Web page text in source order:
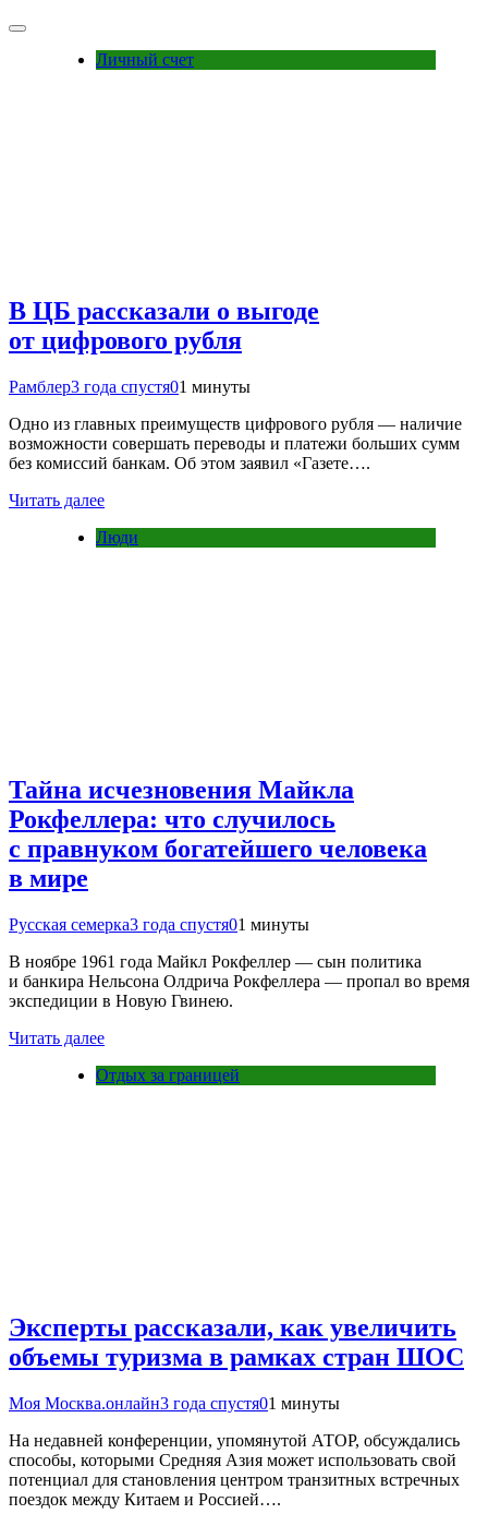
Личный счет
В ЦБ рассказали о выгоде
от цифрового рубля
Рамблер3 года спустя01 минуты
Одно из главных преимуществ цифрового рубля — наличие
возможности совершать переводы и платежи больших сумм
без комиссий банкам. Об этом заявил «Газете….
Читать далее
Люди
Тайна исчезновения Майкла
Рокфеллера: что случилось
с правнуком богатейшего человека
в мире
Русская семерка3 года спустя01 минуты
В ноябре 1961 года Майкл Рокфеллер — сын политика
и банкира Нельсона Олдрича Рокфеллера — пропал во время
экспедиции в Новую Гвинею.
Читать далее
Отдых за границей
Эксперты рассказали, как увеличить
объемы туризма в рамках стран ШОС
Моя Москва.онлайн3 года спустя01 минуты
На недавней конференции, упомянутой АТОР, обсуждались
способы, которыми Средняя Азия может использовать свой
потенциал для становления центром транзитных встречных
поездок между Китаем и Россией….